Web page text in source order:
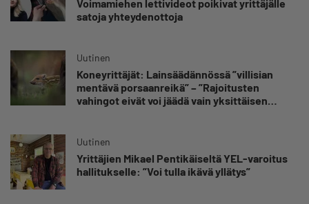
Voimamiehen lettivideot poikivat yrittäjälle
satoja yhteydenottoja
Uutinen
Koneyrittäjät: Lainsäädännössä ”villisian
mentävä porsaanreikä” – ”Rajoitusten
vahingot eivät voi jäädä vain yksittäisen
Uutinen
Yrittäjien Mikael Pentikäiseltä YEL-varoitus
hallitukselle: ”Voi tulla ikävä yllätys”